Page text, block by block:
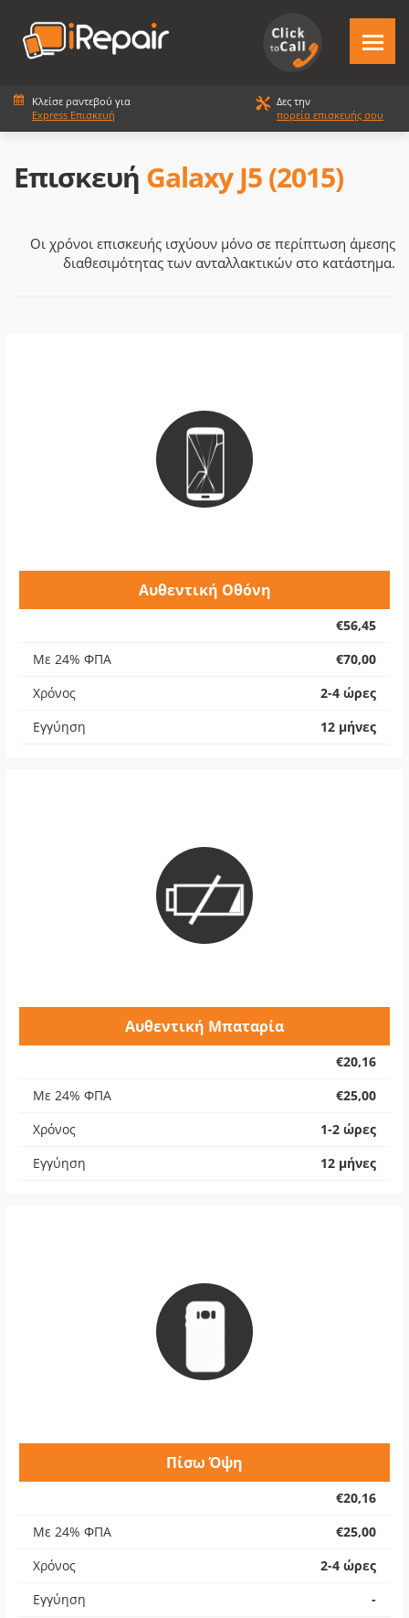
Κλείσε ραντεβού για
Express Επισκευή
Δες την
πορεία επισκευής σου
Επισκευή Galaxy J5 (2015)
Οι χρόνοι επισκευής ισχύουν μόνο σε περίπτωση άμεσης
διαθεσιμότητας των ανταλλακτικών στο κατάστημα.
Αυθεντική Οθόνη
€56,45
Με 24% ΦΠΑ
€70,00
Χρόνος
2-4 ώρες
Εγγύηση
12 μήνες
Αυθεντική Μπαταρία
€20,16
Με 24% ΦΠΑ
€25,00
Χρόνος
1-2 ώρες
Εγγύηση
12 μήνες
Πίσω Όψη
€20,16
Με 24% ΦΠΑ
€25,00
Χρόνος
2-4 ώρες
Εγγύηση
-